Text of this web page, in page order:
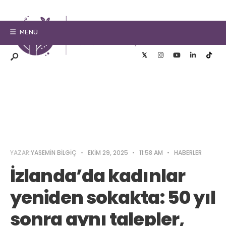
MENÜ
YAZAR:YASEMIN BILGIÇ • EKIM 29, 2025 • 11:58 AM • HABERLER
İzlanda’da kadınlar
yeniden sokakta: 50 yıl
sonra aynı talepler,